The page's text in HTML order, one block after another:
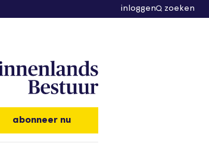
inloggen zoeken
abonneer nu